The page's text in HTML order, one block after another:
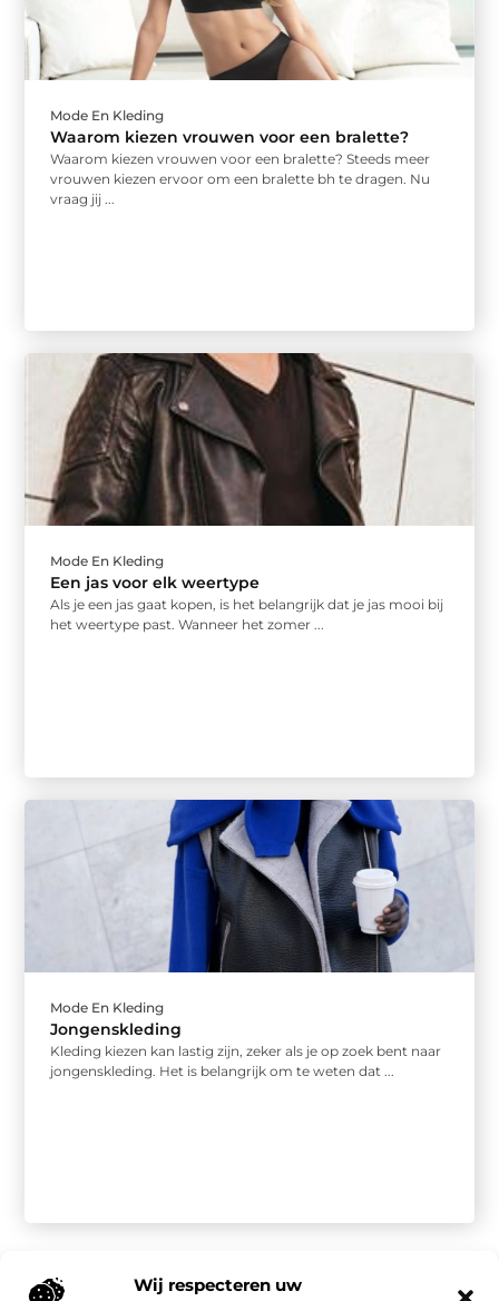
Wij respecteren uw
Mode En Kleding
Waarom kiezen vrouwen voor een bralette?
Waarom kiezen vrouwen voor een bralette? Steeds meer
vrouwen kiezen ervoor om een bralette bh te dragen. Nu
vraag jij ...
Mode En Kleding
Een jas voor elk weertype
Als je een jas gaat kopen, is het belangrijk dat je jas mooi bij
het weertype past. Wanneer het zomer ...
Mode En Kleding
Jongenskleding
Kleding kiezen kan lastig zijn, zeker als je op zoek bent naar
jongenskleding. Het is belangrijk om te weten dat ...